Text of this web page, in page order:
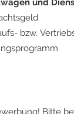
und
bzw.
Bitte